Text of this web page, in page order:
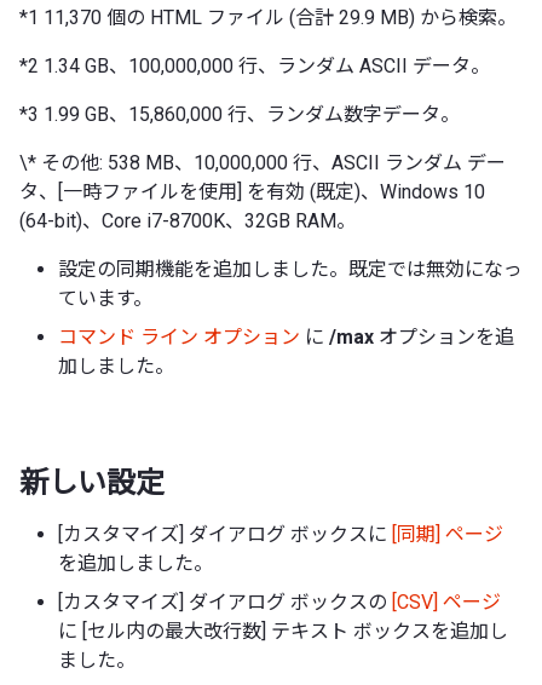
*1 11,370 個の HTML ファイル (合計 29.9 MB) から検索。
*2 1.34 GB、100,000,000 行、ランダム ASCII データ。
*3 1.99 GB、15,860,000 行、ランダム数字データ。
\* その他: 538 MB、10,000,000 行、ASCII ランダム デー
タ、[一時ファイルを使用] を有効 (既定)、Windows 10
(64-bit)、Core i7-8700K、32GB RAM。
設定の同期機能を追加しました。既定では無効になっ
ています。
コマンド ライン オプション に /max オプションを追
加しました。
新しい設定
[カスタマイズ] ダイアログ ボックスに [同期] ページ
を追加しました。
[カスタマイズ] ダイアログ ボックスの [CSV] ページ
に [セル内の最大改行数] テキスト ボックスを追加し
ました。